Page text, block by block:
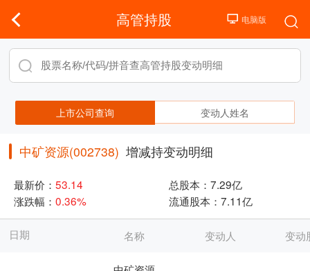
高管持股
上市公司查询 变动人姓名
中矿资源(002738) 增减持变动明细
最新价： 53.14 总股本： 7.29亿
涨跌幅： 0.36% 流通股本： 7.11亿
日期 名称 变动人 变动